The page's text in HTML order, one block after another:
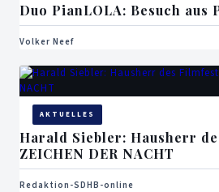
Duo PianLOLA: Besuch aus
Volker Neef
AKTUELLES
Harald Siebler: Hausherr
ZEICHEN DER NACHT
Redaktion-SDHB-online